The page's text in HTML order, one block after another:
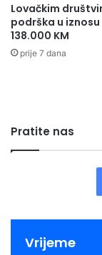
Lovačkim
podrška u iznosu
138.000 KM
prije 7 dana
Pratite nas
Vrijeme